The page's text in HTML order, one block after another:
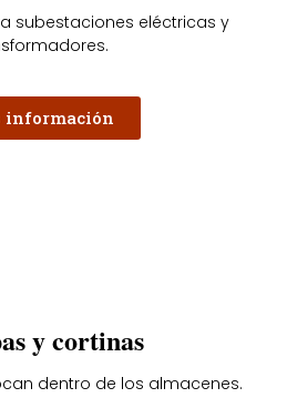
subestaciones eléctricas y
información
y cortinas
dentro de los almacenes.